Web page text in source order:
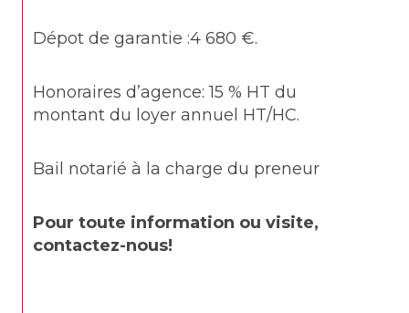
Dépot de garantie :4 680 €.
Honoraires d’agence: 15 % HT du
montant du loyer annuel HT/HC.
Bail notarié à la charge du preneur
Pour toute information ou visite,
contactez-nous!